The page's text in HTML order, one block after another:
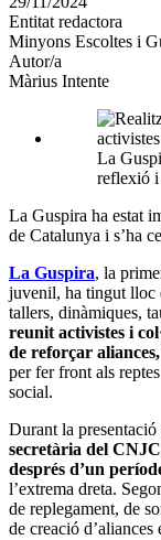
altres
xarxes
socials
Entitat redactora
Minyons Escoltes i
Autor/a
Màrius Intente
La
reflexió i
La Guspira ha estat
de Catalunya i s’ha
La Guspira, la
juvenil, ha tingut lloc
tallers, dinàmiques,
reunit activistes i
de reforçar aliances,
per fer front als
social.
Durant la presentació
secretària del
després d’un
l’extrema dreta.
de replegament, de
de creació